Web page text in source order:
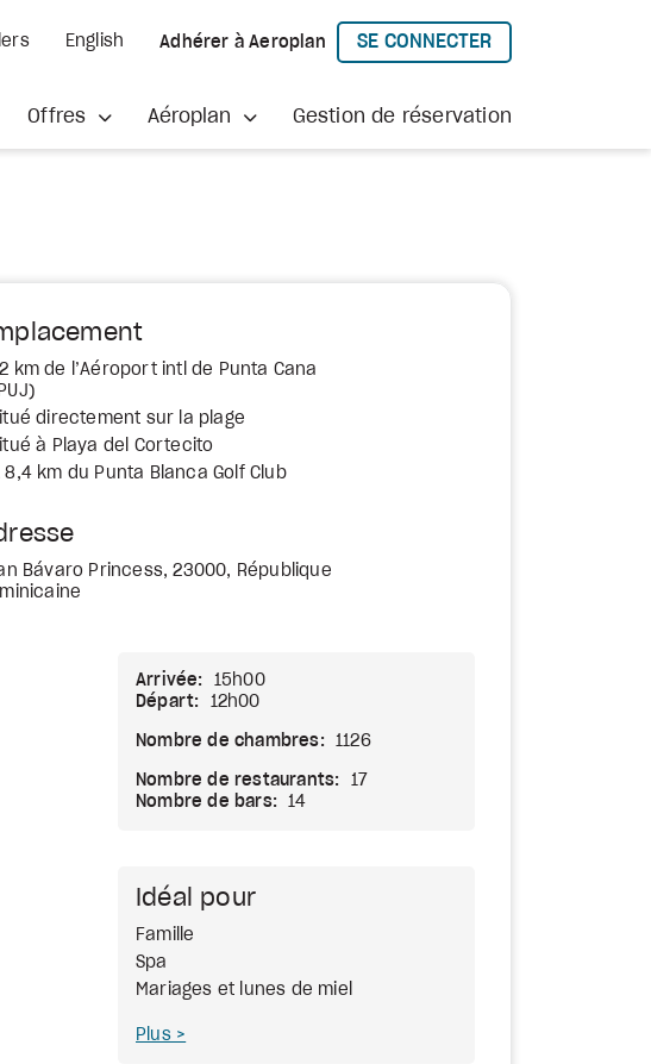
English Adhérer à Aeroplan
SE CONNECTER
À AEROPLAN
Offres Aéroplan Gestion de réservation
km de l’Aéroport intl de Punta Cana
directement sur la plage
à Playa del Cortecito
8,4 km du Punta Blanca Golf Club
Bávaro Princess, 23000, République
Arrivée:
15h00
Départ:
12h00
Nombre de chambres: 1126
Nombre de restaurants:
17
Nombre de bars:
14
Idéal pour
Famille
Spa
Mariages et lunes de miel
Plus